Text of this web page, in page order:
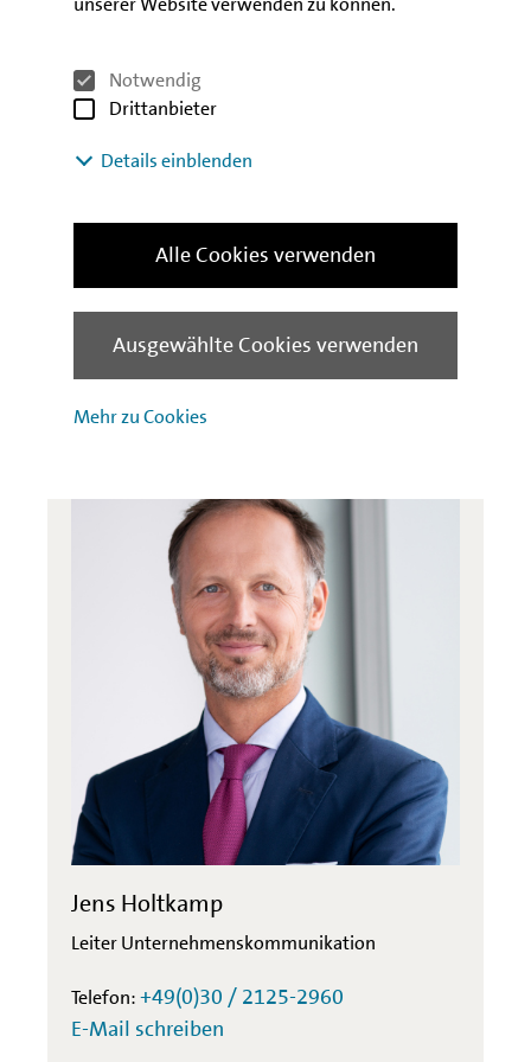
Notwendig
Drittanbieter
Details einblenden
Mehr zu Cookies
Ausgewählte Cookies verwenden
Alle Cookies verwenden
Pressesprecherin
Senatsverwaltung für Berlin Wirtschaft,
Technologie und Forschung
030 / 9013-7418
Jens Holtkamp
Leiter Unternehmenskommunikation
Telefon:+49(0)30 / 2125-2960
E-Mail schreiben